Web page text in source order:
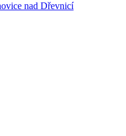
nad Dřevnicí